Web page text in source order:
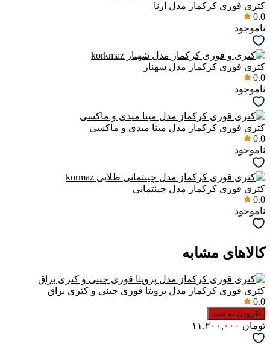
کتری قوری کرکماز مدل ارنا
0.0
ناموجود
کتری قوری کرکماز مدل شهناز
0.0
ناموجود
کتری قوری کرکماز مدل مینا میدی و ماکسی
0.0
ناموجود
کتری قوری کرکماز مدل چینتمانی
0.0
ناموجود
کالاهای مشابه
کتری قوری کرکماز مدل پرویتا قوری چینی و کتری براق
0.0
افزودن به سبد
تومان